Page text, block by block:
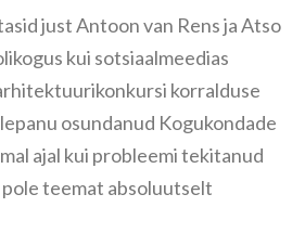
just Antoon van Rens ja Atso
kui sotsiaalmeedias
korralduse
osundanud Kogukondade
ajal kui probleemi tekitanud
pole teemat absoluutselt